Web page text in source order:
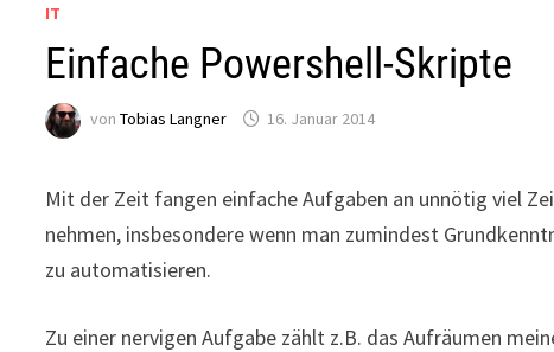
IT
Einfache Powershell-Skripte
vonTobias Langner 16. Januar 2014
Mit der Zeit fangen einfache Aufgaben an unnötig viel
nehmen, insbesondere wenn man zumindest
zu automatisieren.
Zu einer nervigen Aufgabe zählt z.B. das Aufräumen